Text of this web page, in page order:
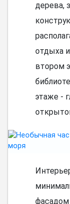
дерева,
отдыха
втором
этаже -
фасадом